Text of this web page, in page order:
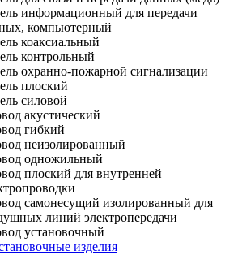
информационный для передачи
компьютерный
коаксиальный
контрольный
охранно-пожарной сигнализации
плоский
силовой
акустический
гибкий
неизолированный
одножильный
плоский для внутренней
самонесущий изолированный для
линий электропередачи
установочный
изделия